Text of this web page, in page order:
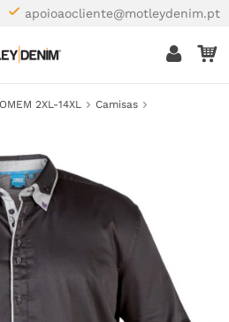
apoioaocliente@motleydenim.pt
2XL-14XL
Camisas